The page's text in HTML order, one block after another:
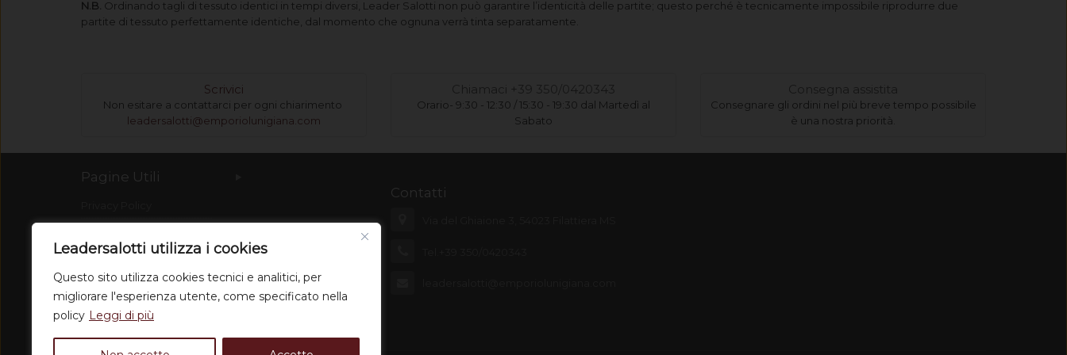
Leadersalotti utilizza i cookies
Questo sito utilizza cookies tecnici e analitici, per
migliorare l'esperienza utente, come specificato nella
policy Leggi di più
N.B. Ordinando tagli di tessuto identici in tempi diversi, Leader Salotti non può garantire l’identicità delle partite; questo perché è tecnicamente impossibile riprodurre due
partite di tessuto perfettamente identiche, dal momento che ognuna verrà tinta separatamente.
Scrivici
Non esitare a contattarci per ogni chiarimento
leadersalotti@emporiolunigiana.com
Chiamaci +39 350/0420343
Orario- 9:30 - 12:30 / 15:30 - 19:30 dal Martedì al
Sabato
Consegna assistita
Consegnare gli ordini nel più breve tempo possibile
è una nostra priorità.
Pagine Utili
Condizioni di vendita
Dove Siamo
Chi siamo
Contatti